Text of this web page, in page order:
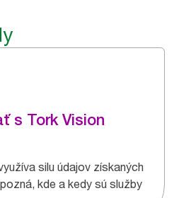
s Tork Vision
silu údajov získaných
kde a kedy sú služby